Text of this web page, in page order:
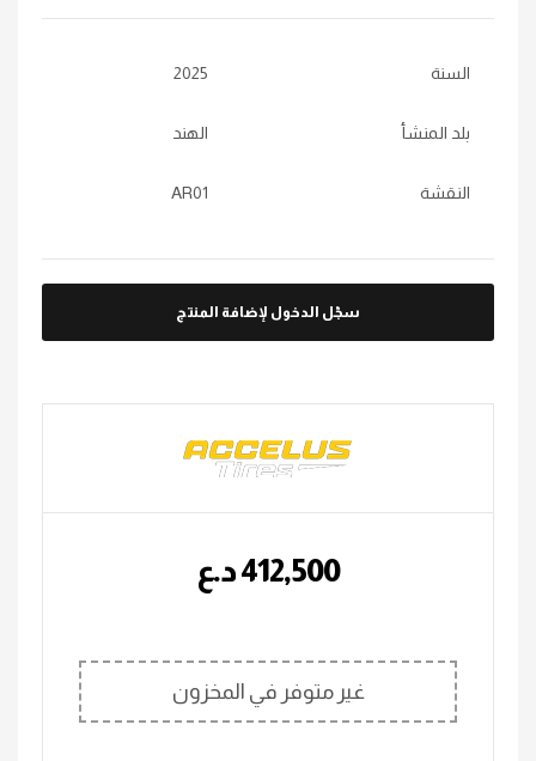
السنة 2025
بلد المنشأ الهند
النقشة AR01
سجّل الدخول لإضافة المنتج
412,500؜د.؜ع
غير متوفر في المخزون